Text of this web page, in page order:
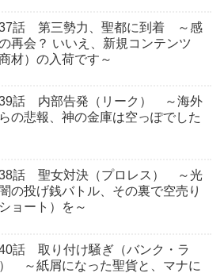
話 第三勢力、聖都に到着 ～感
再会？ いいえ、新規コンテンツ
商材）の入荷です～
話 内部告発（リーク） ～海外
の悲報、神の金庫は空っぽでした
話 聖女対決（プロレス） ～光
の投げ銭バトル、その裏で空売り
ショート）を～
話 取り付け騒ぎ（バンク・ラ
～紙屑になった聖貨と、マナに